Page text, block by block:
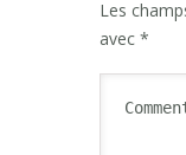
Les
avec *